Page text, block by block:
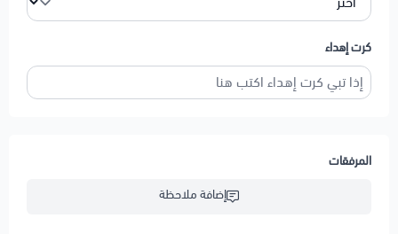
كرت إهداء
المرفقات
إضافة ملاحظة